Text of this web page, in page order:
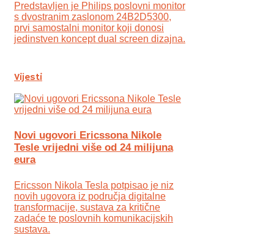
Predstavljen je Philips poslovni monitor
s dvostranim zaslonom 24B2D5300,
prvi samostalni monitor koji donosi
jedinstven koncept dual screen dizajna.
Vijesti
Novi ugovori Ericssona Nikole
Tesle vrijedni više od 24 milijuna
eura
Ericsson Nikola Tesla potpisao je niz
novih ugovora iz područja digitalne
transformacije, sustava za kritične
zadaće te poslovnih komunikacijskih
sustava.